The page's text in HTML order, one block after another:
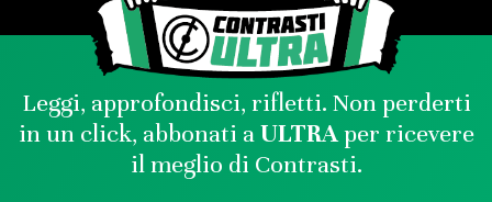
Leggi, approfondisci, rifletti. Non perderti
in un click, abbonati aULTRAper ricevere
il meglio di Contrasti.